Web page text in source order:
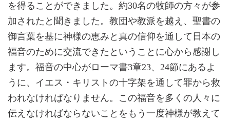
を得ることができました。約30名の牧師の方々が参
加されたと聞きました。教団や教派を越え、聖書の
御言葉を基に神様の恵みと真の信仰を通して日本の
福音のために交流できたということに心から感謝し
ます。福音の中心がローマ書3章23、24節にあるよ
うに、イエス・キリストの十字架を通して罪から救
われなければなりません。この福音を多くの人々に
伝えなければならないことをもう一度神様が教えて